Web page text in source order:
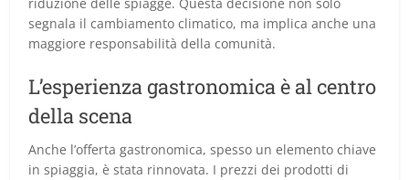
segnala il cambiamento climatico, ma implica anche una
maggiore responsabilità della comunità.
L’esperienza gastronomica è al centro
della scena
Anche l’offerta gastronomica, spesso un elemento chiave
in spiaggia, è stata rinnovata. I prezzi dei prodotti di